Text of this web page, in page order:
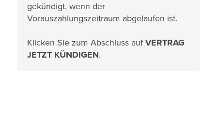
gekündigt, wenn der
Vorauszahlungszeitraum abgelaufen ist.
Klicken Sie zum Abschluss aufVERTRAG
JETZT KÜNDIGEN.